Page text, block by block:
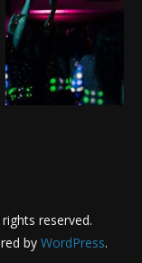
rights reserved.
by WordPress.